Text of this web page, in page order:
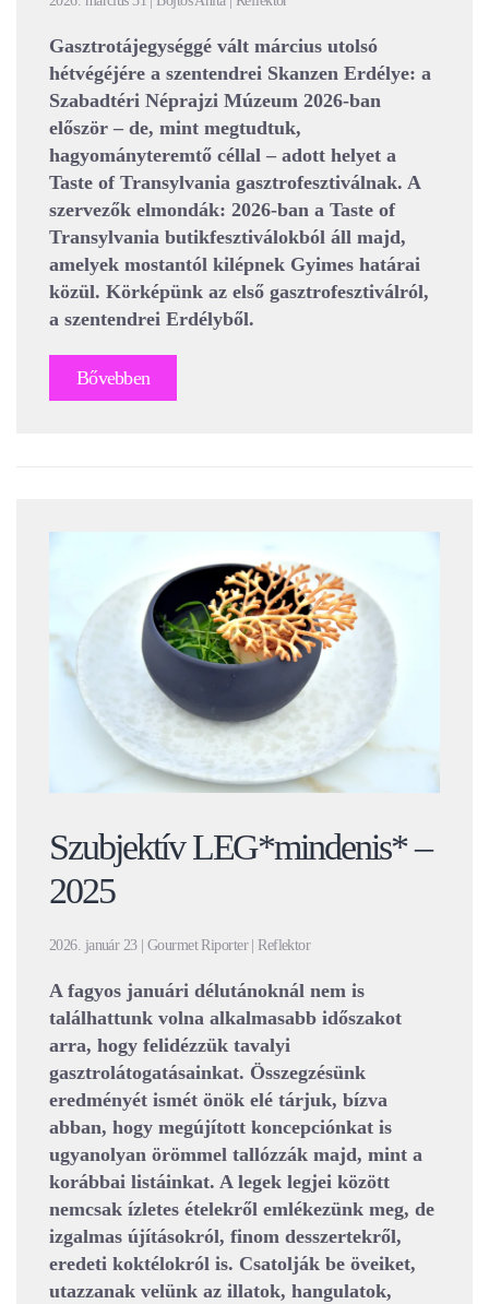
Gasztrotájegységgé vált március utolsó
hétvégéjére a szentendrei Skanzen Erdélye: a
Szabadtéri Néprajzi Múzeum 2026-ban
először – de, mint megtudtuk,
hagyományteremtő céllal – adott helyet a
Taste of Transylvania gasztrofesztiválnak. A
szervezők elmondák: 2026-ban a Taste of
Transylvania butikfesztiválokból áll majd,
amelyek mostantól kilépnek Gyimes határai
közül. Körképünk az első gasztrofesztiválról,
a szentendrei Erdélyből.
Bővebben
Szubjektív LEG*mindenis* –
2025
2026. január 23 | Gourmet Riporter | Reflektor
A fagyos januári délutánoknál nem is
találhattunk volna alkalmasabb időszakot
arra, hogy felidézzük tavalyi
gasztrolátogatásainkat. Összegzésünk
eredményét ismét önök elé tárjuk, bízva
abban, hogy megújított koncepciónkat is
ugyanolyan örömmel tallózzák majd, mint a
korábbai listáinkat. A legek legjei között
nemcsak ízletes ételekről emlékezünk meg, de
izgalmas újításokról, finom desszertekről,
eredeti koktélokról is. Csatolják be öveiket,
utazzanak velünk az illatok, hangulatok,